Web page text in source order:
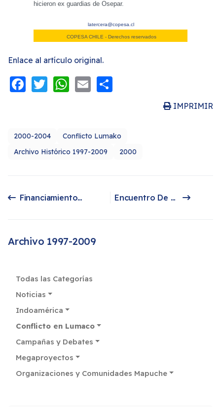
hicieron ex guardias de Osepar.
latercera@copesa.cl
COPESA CHILE - Derechos reservados
Enlace al artículo original.
Facebook
Twitter
WhatsApp
Email
IMPRIMIR
2000-2004
Conflicto Lumako
Archivo Histórico 1997-2009
2000
Financiamiento Externo Divide a Mapuches
Artículo siguiente: Encuentro De Grupos Mapuches En Malleco
Encuentro De Grupos Mapuches En Malleco
Archivo 1997-2009
Todas las Categorías
Noticias
Indoamérica
Conflicto en Lumaco
Campañas y Debates
Megaproyectos
Organizaciones y Comunidades Mapuche